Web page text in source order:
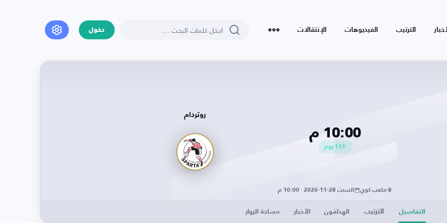
الترتيب الفيديوهات الإنتقالات دخول
10:00 م
113 يوم
روتردام
ملعب كوي السبت 28-11-2026 · 10:00 م
التفاصيل الترتيب الهدافون الأخبار مساحة الزوار